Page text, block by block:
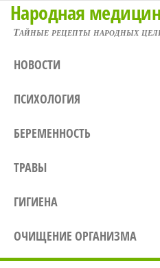
Перейти
Народная
Тайные рецепты народных
НОВОСТИ
ПСИХОЛОГИЯ
БЕРЕМЕННОСТЬ
ТРАВЫ
ГИГИЕНА
ОЧИЩЕНИЕ ОРГАНИЗМА